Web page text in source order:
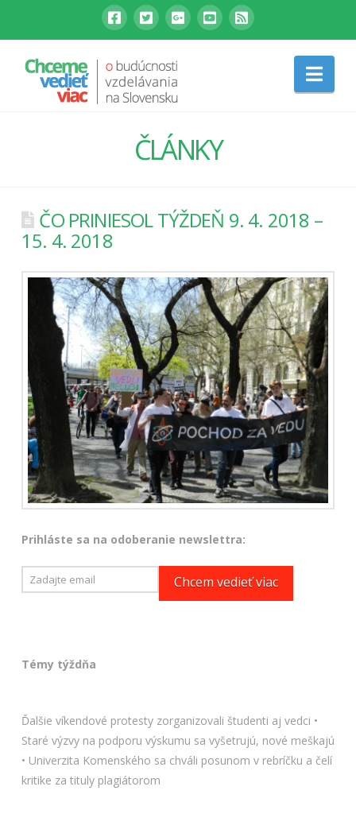
ČLÁNKY
ČO PRINIESOL TÝŽDEŇ 9. 4. 2018 –
15. 4. 2018
Prihláste sa na odoberanie newslettra:
Témy týždňa
Ďalšie víkendové protesty zorganizovali študenti aj vedci •
Staré výzvy na podporu výskumu sa vyšetrujú, nové meškajú
• Univerzita Komenského sa chváli posunom v rebríčku a čelí
kritike za tituly plagiátorom